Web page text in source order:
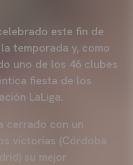
este fin de
temporada y, como
uno de los 46 clubes
fiesta de los
LaLiga.
cerrado con un
victorias (Córdoba
su mejor